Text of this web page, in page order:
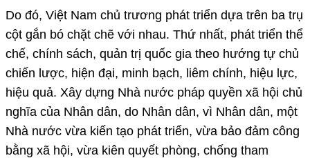
Do đó, Việt Nam chủ trương phát triển dựa trên ba trụ
cột gắn bó chặt chẽ với nhau. Thứ nhất, phát triển thể
chế, chính sách, quản trị quốc gia theo hướng tự chủ
chiến lược, hiện đại, minh bạch, liêm chính, hiệu lực,
hiệu quả. Xây dựng Nhà nước pháp quyền xã hội chủ
nghĩa của Nhân dân, do Nhân dân, vì Nhân dân, một
Nhà nước vừa kiến tạo phát triển, vừa bảo đảm công
bằng xã hội, vừa kiên quyết phòng, chống tham